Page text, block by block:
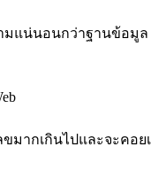
มแน่นอนกว่าฐานข้อมูล
มากเกินไปและจะคอย